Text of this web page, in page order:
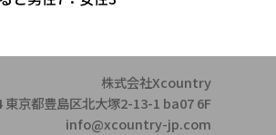
株式会社Xcountry
東京都豊島区北大塚2-13-1 ba07 6F
info@xcountry-jp.com